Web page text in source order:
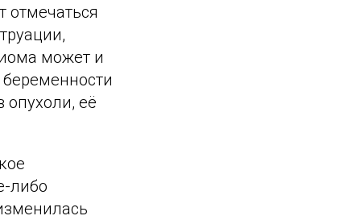
отмечаться
может и
опухоли, её
либо